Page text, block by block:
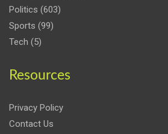
Politics (603)
Sports (99)
Tech (5)
Resources
Privacy Policy
Contact Us